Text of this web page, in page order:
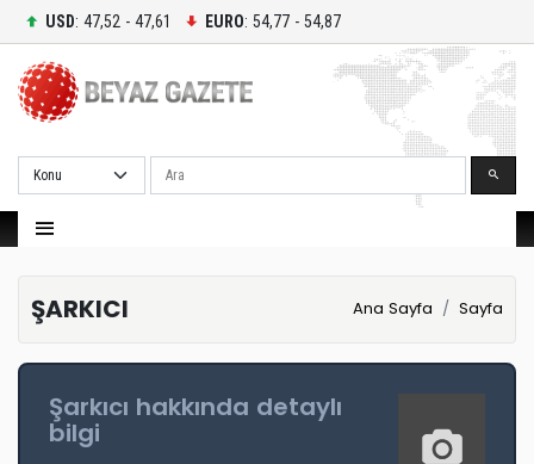
USD: 47,52 - 47,61 EURO: 54,77 - 54,87
Ara
ŞARKICI Ana Sayfa Sayfa
Şarkıcı hakkında detaylı
bilgi